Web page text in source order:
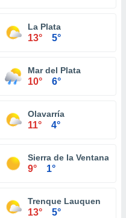
La Plata
13° 5°
Mar del Plata
10° 6°
Olavarría
11° 4°
Sierra de la Ventana
9° 1°
Trenque Lauquen
13° 5°